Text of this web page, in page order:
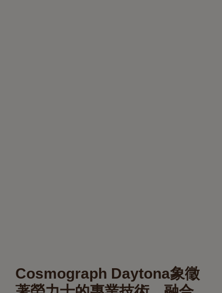
Cosmograph Daytona象徵